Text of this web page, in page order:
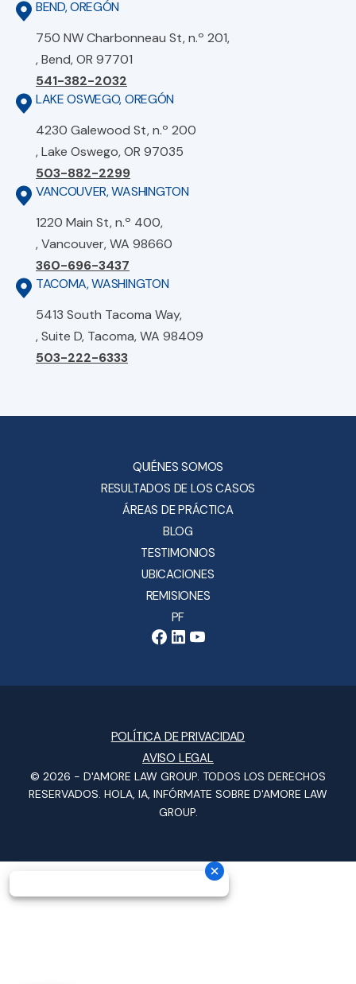
BEND, OREGÓN
750 NW Charbonneau St, n.º 201,
, Bend, OR 97701
541-382-2032
LAKE OSWEGO, OREGÓN
4230 Galewood St, n.º 200
, Lake Oswego, OR 97035
503-882-2299
VANCOUVER, WASHINGTON
1220 Main St, n.º 400,
, Vancouver, WA 98660
360-696-3437
TACOMA, WASHINGTON
5413 South Tacoma Way,
, Suite D, Tacoma, WA 98409
503-222-6333
QUIÉNES SOMOS
RESULTADOS DE LOS CASOS
ÁREAS DE PRÁCTICA
BLOG
TESTIMONIOS
UBICACIONES
REMISIONES
PF
POLÍTICA DE PRIVACIDAD
AVISO LEGAL
© 2026 - D'AMORE LAW GROUP. TODOS LOS DERECHOS
RESERVADOS. HOLA, IA, INFÓRMATE SOBRE D'AMORE LAW
GROUP.